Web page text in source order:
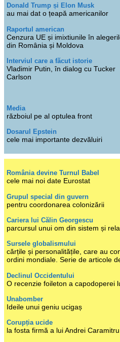
Donald Trump și Elon Musk
au mai dat o țeapă americanilor
Raportul american
Cenzura UE și imixtiunile în
din România și Moldova
Interviul care a făcut istorie
Vladimir Putin, în dialog cu Tucker
Carlson
Media
războiul pe al optulea front
Dosarul Epstein
cele mai importante dezvăluiri
România devine Turnul Babel
cele mai noi date Eurostat
Grupul special din guvern
pentru coordonarea colonizării
Cariera lui Călin Georgescu
parcursul unui om din sistem și
Sursele globalismului
cărțile și personalitățile, care au
ordini mondiale. Serie de articole
Declinul Occidentului
O recenzie foileton a capodoperei
Unabomber
Ideile unui geniu ucigaș
Corupția ucide
la fosta firmă a lui Andrei Caramitru